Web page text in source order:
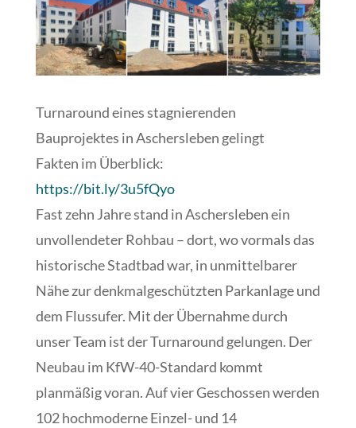
Turnaround eines stagnierenden
Bauprojektes in Aschersleben gelingt
Fakten im Überblick:
https://bit.ly/3u5fQyo
Fast zehn Jahre stand in Aschersleben ein
unvollendeter Rohbau – dort, wo vormals das
historische Stadtbad war, in unmittelbarer
Nähe zur denkmalgeschützten Parkanlage und
dem Flussufer. Mit der Übernahme durch
unser Team ist der Turnaround gelungen. Der
Neubau im KfW-40-Standard kommt
planmäßig voran. Auf vier Geschossen werden
102 hochmoderne Einzel- und 14